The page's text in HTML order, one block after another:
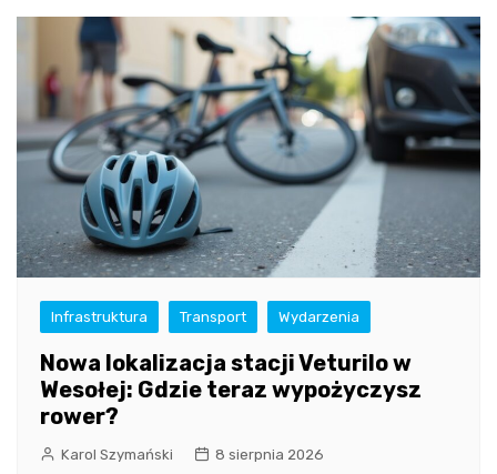
Infrastruktura Transport Wydarzenia
Nowa lokalizacja stacji Veturilo w
Wesołej: Gdzie teraz wypożyczysz
rower?
Karol Szymański 8 sierpnia 2026